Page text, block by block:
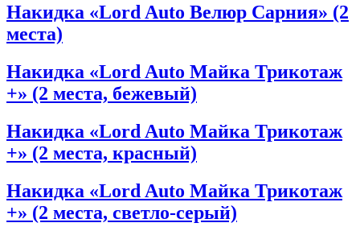
Накидка «Lord Auto Велюр Сарния» (2
места)
Накидка «Lord Auto Майка Трикотаж
+» (2 места, бежевый)
Накидка «Lord Auto Майка Трикотаж
+» (2 места, красный)
Накидка «Lord Auto Майка Трикотаж
+» (2 места, светло-серый)